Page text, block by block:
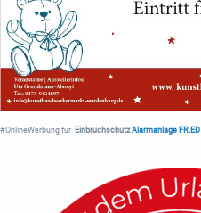
#OnlineWerbung für Einbruchschutz Alarmanlage FR.ED